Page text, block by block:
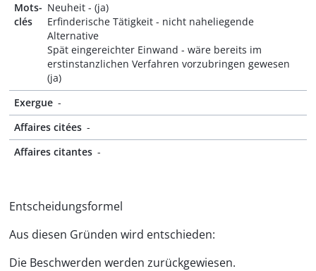
Mots-
clés
Neuheit - (ja)
Erfinderische Tätigkeit - nicht naheliegende
Alternative
Spät eingereichter Einwand - wäre bereits im
erstinstanzlichen Verfahren vorzubringen gewesen
(ja)
Exergue -
Affaires citées -
Affaires citantes -
Entscheidungsformel
Aus diesen Gründen wird entschieden:
Die Beschwerden werden zurückgewiesen.